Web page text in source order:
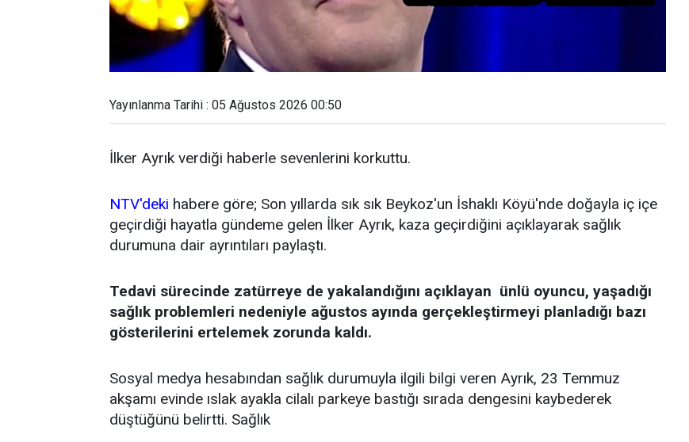
Yayınlanma Tarihi : 05 Ağustos 2026 00:50
İlker Ayrık verdiği haberle sevenlerini korkuttu.
NTV'deki habere göre; Son yıllarda sık sık Beykoz'un İshaklı Köyü'nde doğayla iç içe
geçirdiği hayatla gündeme gelen İlker Ayrık, kaza geçirdiğini açıklayarak sağlık
durumuna dair ayrıntıları paylaştı.
Tedavi sürecinde zatürreye de yakalandığını açıklayan ünlü oyuncu, yaşadığı
sağlık problemleri nedeniyle ağustos ayında gerçekleştirmeyi planladığı bazı
gösterilerini ertelemek zorunda kaldı.
Sosyal medya hesabından sağlık durumuyla ilgili bilgi veren Ayrık, 23 Temmuz
akşamı evinde ıslak ayakla cilalı parkeye bastığı sırada dengesini kaybederek
düştüğünü belirtti. Sağlık